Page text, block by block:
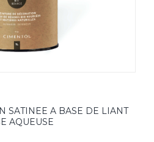
SATINEE A BASE DE LIANT
AQUEUSE